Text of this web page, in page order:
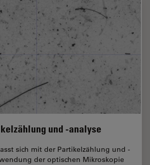
und -analyse
sich mit der Partikelzählung und -
der optischen Mikroskopie